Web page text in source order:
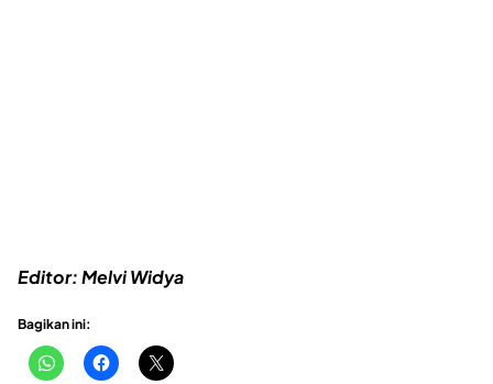
Editor: Melvi Widya
Bagikan ini: